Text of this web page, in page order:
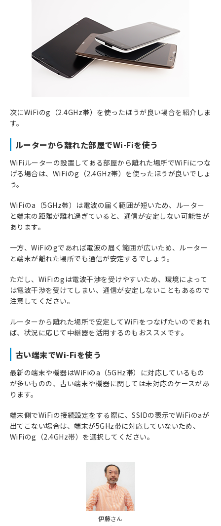
次にWiFiのg（2.4GHz帯）を使ったほうが良い場合を紹介しま
す。
ルーターから離れた部屋でWi-Fiを使う
WiFiルーターの設置してある部屋から離れた場所でWiFiにつな
げる場合は、WiFiのg（2.4GHz帯）を使ったほうが良いでしょ
う。
WiFiのa（5GHz帯）は電波の届く範囲が短いため、ルーター
と端末の距離が離れ過ぎていると、通信が安定しない可能性が
あります。
一方、WiFiのgであれば電波の届く範囲が広いため、ルーター
と端末が離れた場所でも通信が安定するでしょう。
ただし、WiFiのgは電波干渉を受けやすいため、環境によって
は電波干渉を受けてしまい、通信が安定しないこともあるので
注意してください。
ルーターから離れた場所で安定してWiFiをつなげたいのであれ
ば、状況に応じて中継器を活用するのもおススメです。
古い端末でWi-Fiを使う
最新の端末や機器はWiFiのa（5GHz帯）に対応しているもの
が多いものの、古い端末や機器に関しては未対応のケースがあ
ります。
端末側でWiFiの接続設定をする際に、SSIDの表示でWiFiのaが
出てこない場合は、端末が5GHz帯に対応していないため、
WiFiのg（2.4GHz帯）を選択してください。
伊藤さん